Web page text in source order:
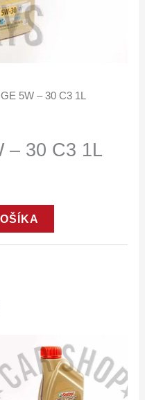
5W – 30 C3 1L
– 30 C3 1L